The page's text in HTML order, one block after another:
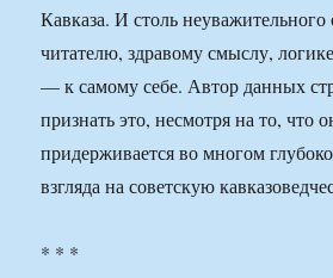
Кавказа. И столь
читателю, здравому смыслу,
— к самому себе. Автор данных
признать это, несмотря на то, что
придерживается во многом
взгляда на советскую
* * *